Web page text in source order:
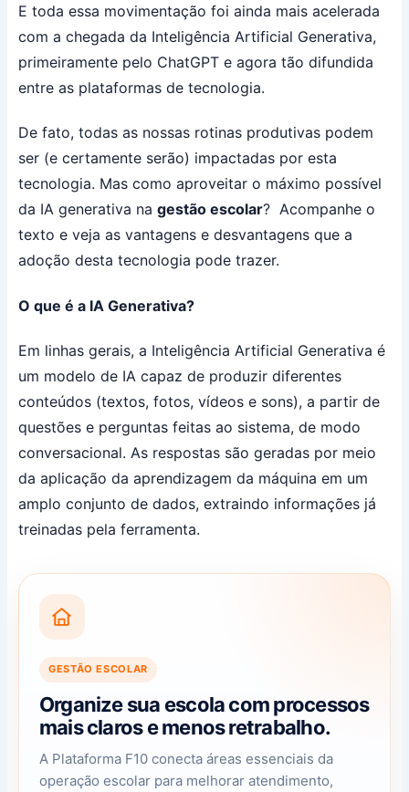
E toda essa movimentação foi ainda mais acelerada
com a chegada da Inteligência Artificial Generativa,
primeiramente pelo ChatGPT e agora tão difundida
entre as plataformas de tecnologia.
De fato, todas as nossas rotinas produtivas podem
ser (e certamente serão) impactadas por esta
tecnologia. Mas como aproveitar o máximo possível
da IA generativa na gestão escolar? Acompanhe o
texto e veja as vantagens e desvantagens que a
adoção desta tecnologia pode trazer.
O que é a IA Generativa?
Em linhas gerais, a Inteligência Artificial Generativa é
um modelo de IA capaz de produzir diferentes
conteúdos (textos, fotos, vídeos e sons), a partir de
questões e perguntas feitas ao sistema, de modo
conversacional. As respostas são geradas por meio
da aplicação da aprendizagem da máquina em um
amplo conjunto de dados, extraindo informações já
treinadas pela ferramenta.
GESTÃO ESCOLAR
Organize sua escola com processos
mais claros e menos retrabalho.
A Plataforma F10 conecta áreas essenciais da
operação escolar para melhorar atendimento,